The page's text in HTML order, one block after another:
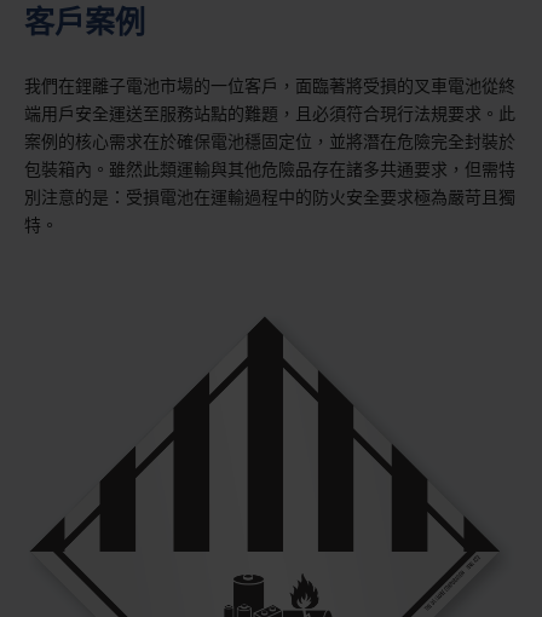
客戶案例
我們在鋰離子電池市場的一位客戶，面臨著將受損的叉車電池從終
端用戶安全運送至服務站點的難題，且必須符合現行法規要求。此
案例的核心需求在於確保電池穩固定位，並將潛在危險完全封裝於
包裝箱內。雖然此類運輸與其他危險品存在諸多共通要求，但需特
別注意的是：受損電池在運輸過程中的防火安全要求極為嚴苛且獨
特。